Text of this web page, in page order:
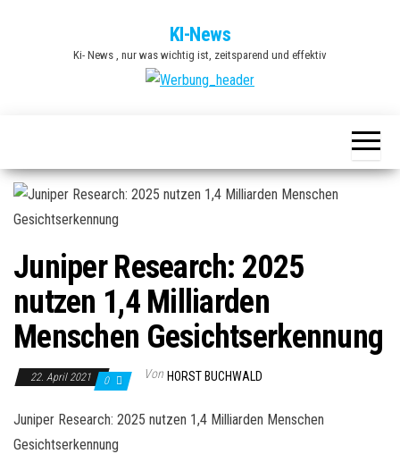
KI-News
Ki- News , nur was wichtig ist, zeitsparend und effektiv
Juniper Research: 2025
nutzen 1,4 Milliarden
Menschen Gesichtserkennung
22. April 2021 0 Von HORST BUCHWALD
Juniper Research: 2025 nutzen 1,4 Milliarden Menschen
Gesichtserkennung